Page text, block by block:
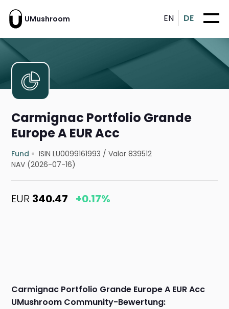
UMushroom EN DE
Carmignac Portfolio Grande
Europe A EUR Acc
Fund ISIN LU0099161993 /Valor 839512
NAV (2026-07-16)
EUR 340.47 +0.17%
Carmignac Portfolio Grande Europe A EUR Acc
UMushroom Community-Bewertung: